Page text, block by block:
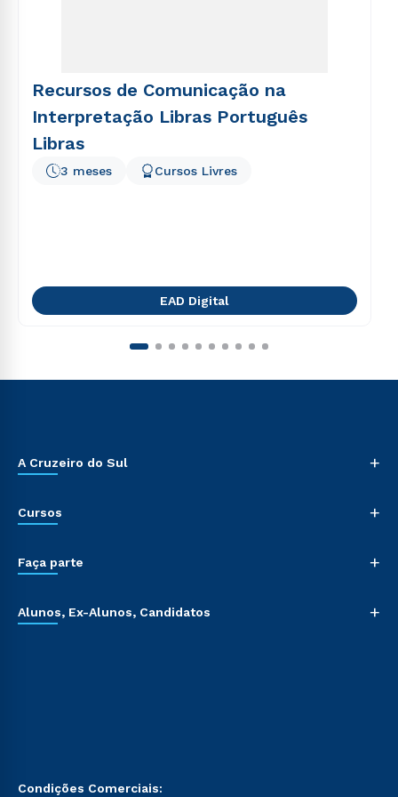
Recursos de Comunicação na
Interpretação Libras Português
Libras
3 meses Cursos Livres
EAD Digital
A Cruzeiro do Sul +
Cursos +
Faça parte +
Alunos, Ex-Alunos, Candidatos +
Condições Comerciais: